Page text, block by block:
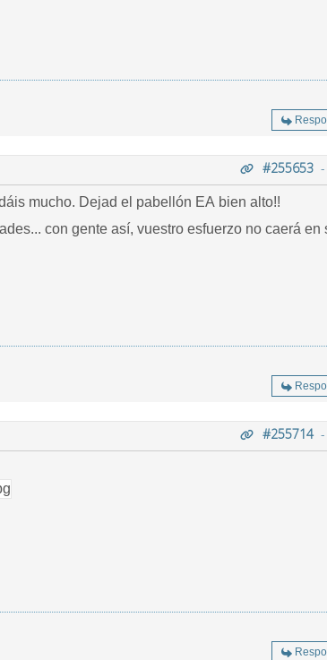
#255653 -
mucho. Dejad el pabellón EA bien alto!!
con gente así, vuestro esfuerzo no caerá en
#255714-